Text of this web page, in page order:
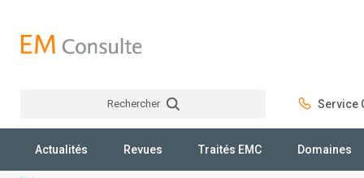
Rechercher Service
Actualités Revues Traités EMC Domaines